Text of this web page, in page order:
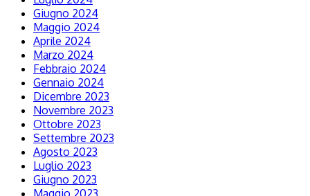
Giugno 2024
Maggio 2024
Aprile 2024
Marzo 2024
Febbraio 2024
Gennaio 2024
Dicembre 2023
Novembre 2023
Ottobre 2023
Settembre 2023
Agosto 2023
Luglio 2023
Giugno 2023